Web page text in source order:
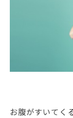
お腹がすいてく